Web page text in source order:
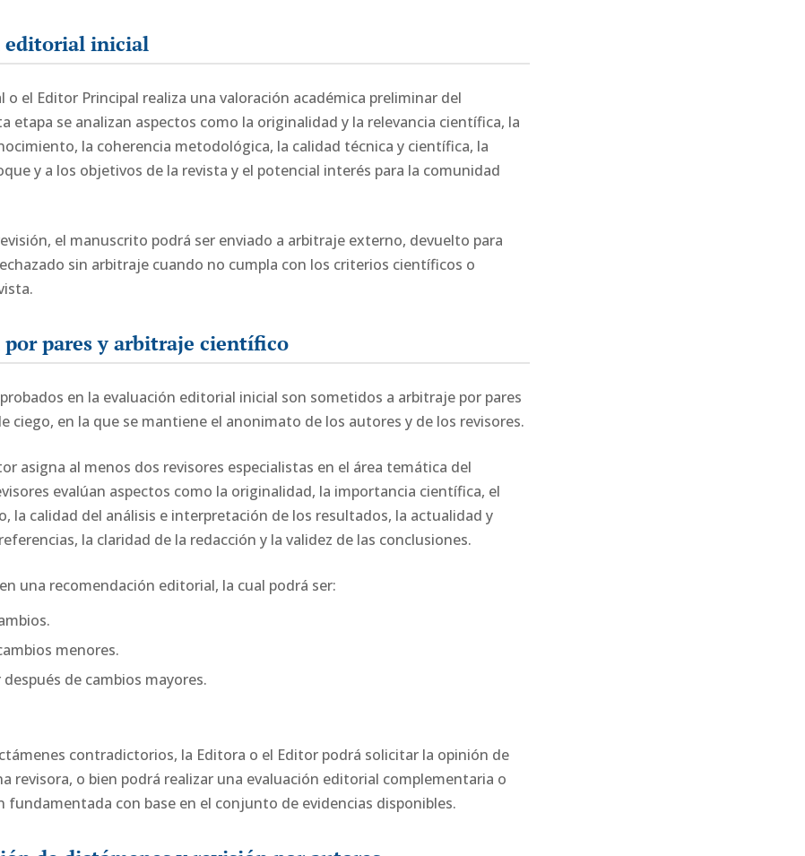
editorial inicial
o el Editor Principal realiza una valoración académica preliminar del
etapa se analizan aspectos como la originalidad y la relevancia científica, la
la coherencia metodológica, la calidad técnica y científica, la
y a los objetivos de la revista y el potencial interés para la comunidad
el manuscrito podrá ser enviado a arbitraje externo, devuelto para
sin arbitraje cuando no cumpla con los criterios científicos o
por pares y arbitraje científico
en la evaluación editorial inicial son sometidos a arbitraje por pares
ciego, en la que se mantiene el anonimato de los autores y de los revisores.
asigna al menos dos revisores especialistas en el área temática del
evalúan aspectos como la originalidad, la importancia científica, el
la calidad del análisis e interpretación de los resultados, la actualidad y
la claridad de la redacción y la validez de las conclusiones.
una recomendación editorial, la cual podrá ser:
menores.
de cambios mayores.
contradictorios, la Editora o el Editor podrá solicitar la opinión de
revisora, o bien podrá realizar una evaluación editorial complementaria o
fundamentada con base en el conjunto de evidencias disponibles.